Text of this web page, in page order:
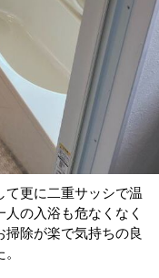
て更に二重サッシで温
の入浴も危なくなく
除が楽で気持ちの良